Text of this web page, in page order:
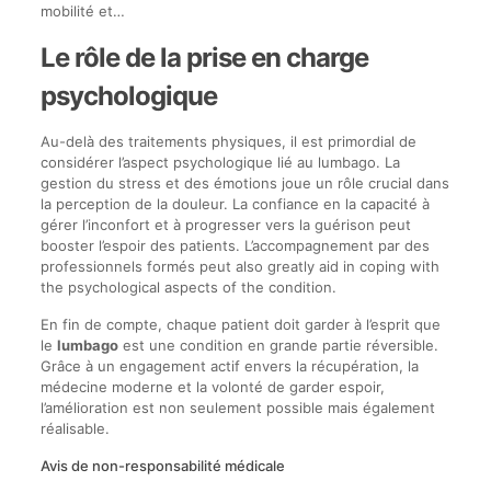
mobilité et…
Le rôle de la prise en charge
psychologique
Au-delà des traitements physiques, il est primordial de
considérer l’aspect psychologique lié au lumbago. La
gestion du stress et des émotions joue un rôle crucial dans
la perception de la douleur. La confiance en la capacité à
gérer l’inconfort et à progresser vers la guérison peut
booster l’espoir des patients. L’accompagnement par des
professionnels formés peut also greatly aid in coping with
the psychological aspects of the condition.
En fin de compte, chaque patient doit garder à l’esprit que
le lumbagoest une condition en grande partie réversible.
Grâce à un engagement actif envers la récupération, la
médecine moderne et la volonté de garder espoir,
l’amélioration est non seulement possible mais également
réalisable.
Avis de non-responsabilité médicale